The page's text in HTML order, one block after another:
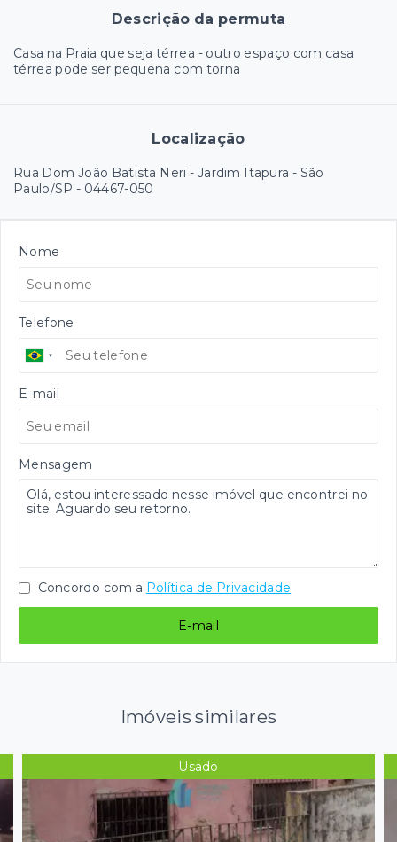
Descrição da permuta
Casa na Praia que seja térrea - outro espaço com casa
térrea pode ser pequena com torna
Localização
Rua Dom João Batista Neri - Jardim Itapura - São
Paulo/SP - 04467-050
Nome
Telefone
E-mail
Mensagem
Concordo com a Política de Privacidade
E-mail
Imóveis similares
Usado